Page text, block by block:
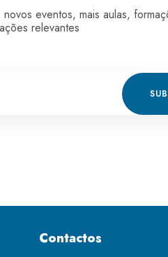
eventos, mais aulas,
relevantes
Contactos